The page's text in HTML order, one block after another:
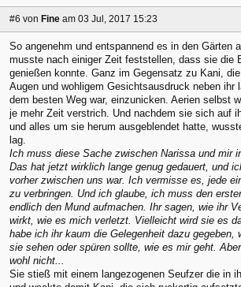
#6 von Fine am 03 Jul, 2017 15:23
So angenehm und entspannend es in den Gärten
musste nach einiger Zeit feststellen, dass sie die
genießen konnte. Ganz im Gegensatz zu Kani,
Augen und wohligem Gesichtsausdruck neben ihr
dem besten Weg war, einzunicken. Aerien selbst
je mehr Zeit verstrich. Und nachdem sie sich auf
und alles um sie herum ausgeblendet hatte,
lag.
Ich muss diese Sache zwischen Narissa und mir
Das hat jetzt wirklich lange genug gedauert, und
vorher zwischen uns war. Ich vermisse es, jede
zu verbringen. Und ich glaube, ich muss den
endlich den Mund aufmachen. Ihr sagen, wie ihr
wirkt, wie es mich verletzt. Vielleicht wird sie es
habe ich ihr kaum die Gelegenheit dazu gegeben,
sie sehen oder spüren sollte, wie es mir geht.
wohl nicht...
Sie stieß mit einem langezogenen Seufzer die in